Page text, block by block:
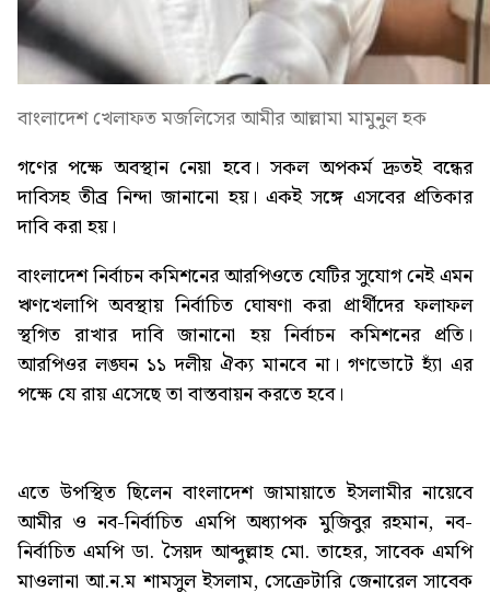
বাংলাদেশ খেলাফত মজলিসের আমীর আল্লামা মামুনুল হক
গণের পক্ষে অবস্থান নেয়া হবে। সকল অপকর্ম দ্রুতই বন্ধের
দাবিসহ তীব্র নিন্দা জানানো হয়। একই সঙ্গে এসবের প্রতিকার
দাবি করা হয়।
বাংলাদেশ নির্বাচন কমিশনের আরপিওতে যেটির সুযোগ নেই এমন
ঋণখেলাপি অবস্থায় নির্বাচিত ঘোষণা করা প্রার্থীদের ফলাফল
স্থগিত রাখার দাবি জানানো হয় নির্বাচন কমিশনের প্রতি।
আরপিওর লঙ্ঘন ১১ দলীয় ঐক্য মানবে না। গণভোটে হ্যাঁ এর
পক্ষে যে রায় এসেছে তা বাস্তবায়ন করতে হবে।
এতে উপস্থিত ছিলেন বাংলাদেশ জামায়াতে ইসলামীর নায়েবে
আমীর ও নব-নির্বাচিত এমপি অধ্যাপক মুজিবুর রহমান, নব-
নির্বাচিত এমপি ডা. সৈয়দ আব্দুল্লাহ মো. তাহের, সাবেক এমপি
মাওলানা আ.ন.ম শামসুল ইসলাম, সেক্রেটারি জেনারেল সাবেক